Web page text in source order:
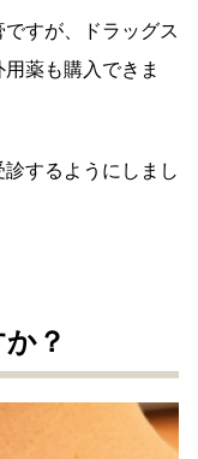
すが、ドラッグス
薬も購入できま
するようにしまし
？